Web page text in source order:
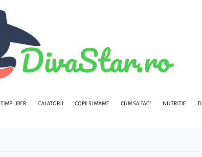
TIMP LIBER CALATORII COPII SI MAME CUM SA FAC? NUTRITIE